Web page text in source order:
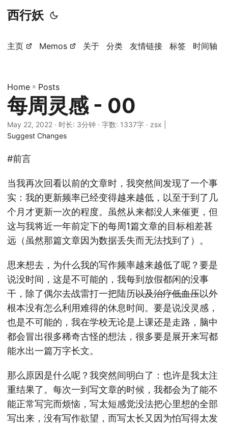
西行妖
主页 Memos 关于 分类 友情链接 标签 时间轴
Home » Posts
每周灵感 - 00
May 22, 2022 · 时长: 3分钟 · 字数: 1337字 · zsx |
Suggest Changes
#前言
当我再次回看以前的文章时，我突然间发现了一个事
实：我的更新频率已经变得越来越低，以至于到了几
个月才更新一次的程度。虽然从来都没人来催更，但
这与我将近一年前定下的每周1篇文章的目标相差甚
远（虽然那篇文章因为数据丢失而无法找到了）。
思来想去，为什么我的写作频率越来越低了呢？要是
说没时间，这是不可能的，我每到放假都闲的没事
干，除了偶尔去战雷打一把陆历以及治疗低血压以外
根本没有怎么利用难得的休息时间。要是说没灵感，
也是不可能的，我在学校无论是上课还是走路，脑中
都会冒出很多稀奇古怪的想法，很多要是展开来写都
能水出一篇万字长文。
那么原因是什么呢？我突然间明白了：也许是我太注
重结果了。每次一到写文章的时候，我都会为了能不
能正常写完而烦恼，写太短感觉没法把心里想的全部
写出来，没有写作欲望，而写太长又因为怕写得太发